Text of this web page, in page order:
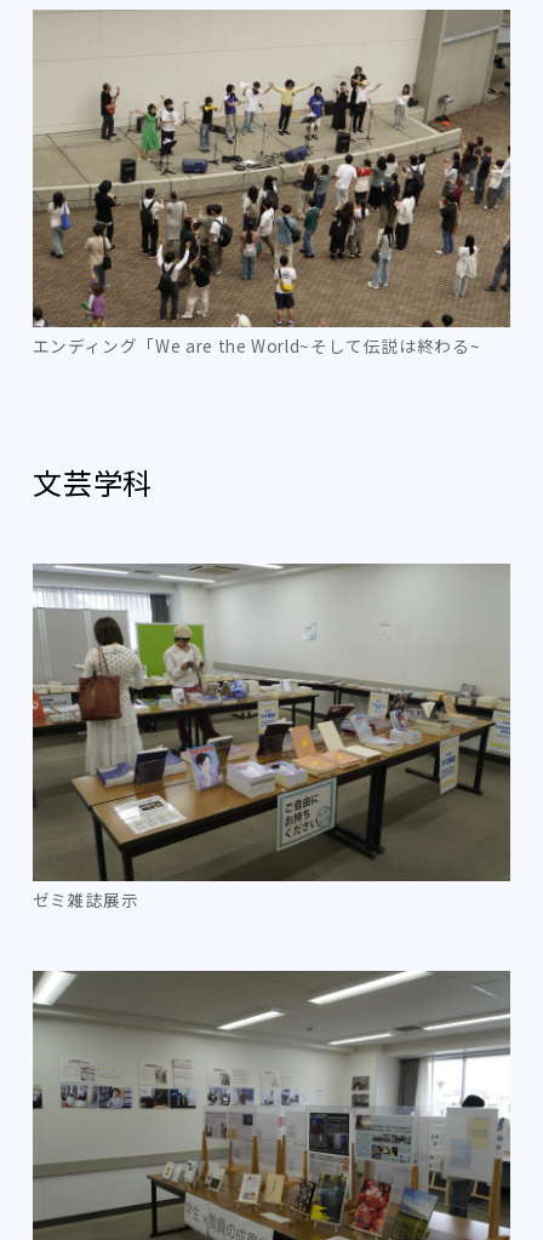
エンディング「We are the World~そして伝説は終わる~
‍文芸学科
ゼミ雑誌展示